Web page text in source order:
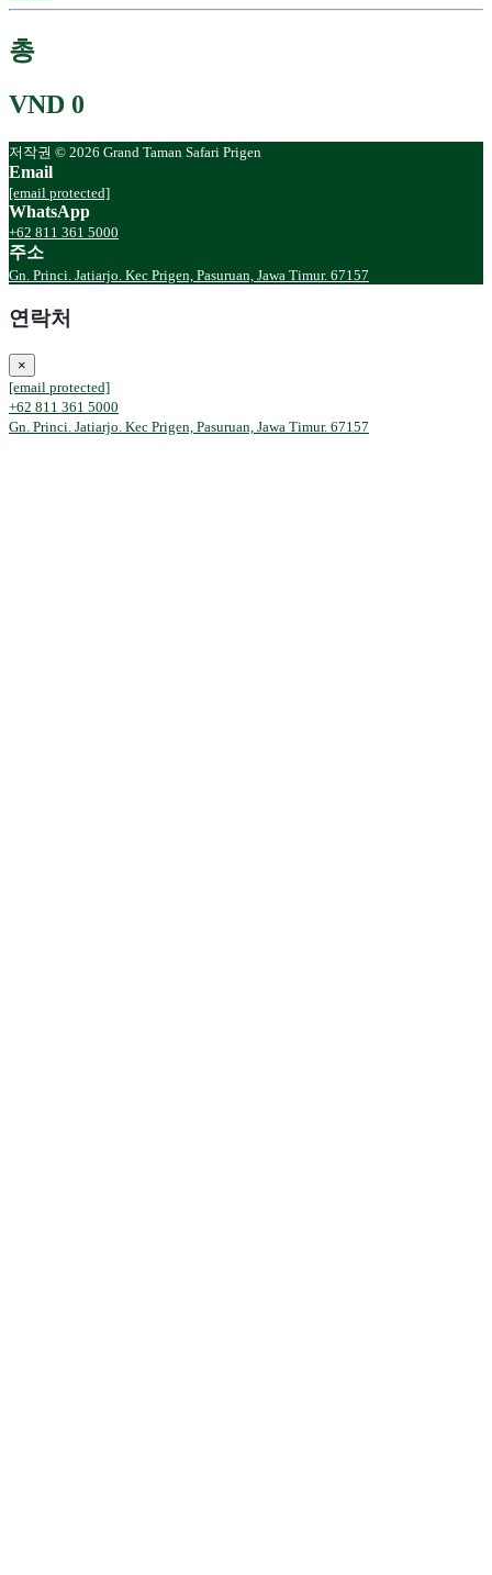
총
VND 0
저작권 © 2026 Grand Taman Safari Prigen
Email
[email protected]
WhatsApp
+62 811 361 5000
주소
Gn. Princi. Jatiarjo. Kec Prigen, Pasuruan, Jawa Timur. 67157
연락처
×
[email protected]
+62 811 361 5000
Gn. Princi. Jatiarjo. Kec Prigen, Pasuruan, Jawa Timur. 67157